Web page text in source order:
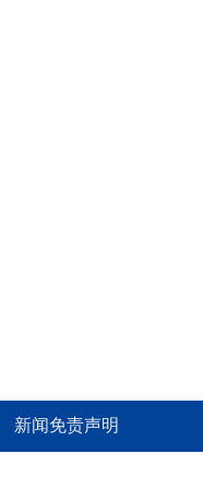
新闻免责声明